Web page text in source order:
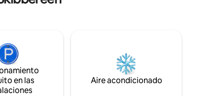
es
20
cama tamaño king (200 cm x 150 cm) y
en las
Aire acondicionado